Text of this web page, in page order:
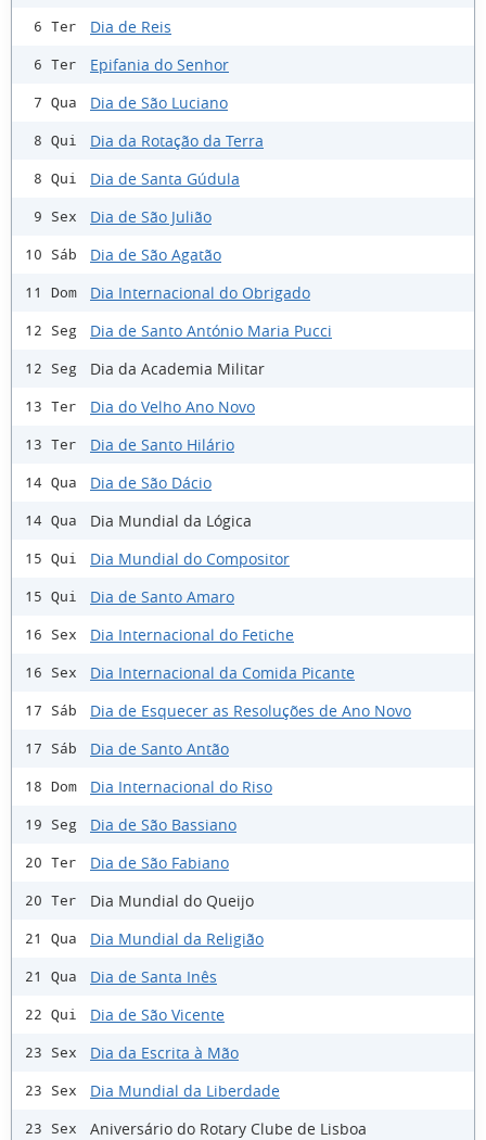
6 Ter Dia de Reis
6 Ter Epifania do Senhor
7 Qua Dia de São Luciano
8 Qui Dia da Rotação da Terra
8 Qui Dia de Santa Gúdula
9 Sex Dia de São Julião
10 Sáb Dia de São Agatão
11 Dom Dia Internacional do Obrigado
12 Seg Dia de Santo António Maria Pucci
12 Seg Dia da Academia Militar
13 Ter Dia do Velho Ano Novo
13 Ter Dia de Santo Hilário
14 Qua Dia de São Dácio
14 Qua Dia Mundial da Lógica
15 Qui Dia Mundial do Compositor
15 Qui Dia de Santo Amaro
16 Sex Dia Internacional do Fetiche
16 Sex Dia Internacional da Comida Picante
17 Sáb Dia de Esquecer as Resoluções de Ano Novo
17 Sáb Dia de Santo Antão
18 Dom Dia Internacional do Riso
19 Seg Dia de São Bassiano
20 Ter Dia de São Fabiano
20 Ter Dia Mundial do Queijo
21 Qua Dia Mundial da Religião
21 Qua Dia de Santa Inês
22 Qui Dia de São Vicente
23 Sex Dia da Escrita à Mão
23 Sex Dia Mundial da Liberdade
23 Sex Aniversário do Rotary Clube de Lisboa